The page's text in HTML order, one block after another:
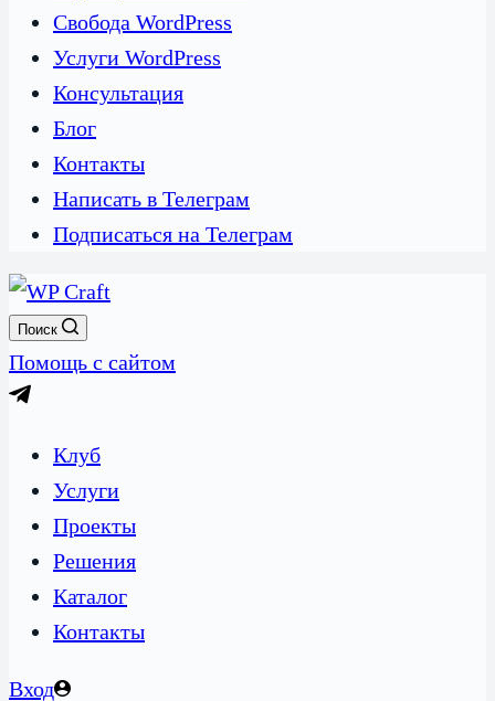
Свобода WordPress
Услуги WordPress
Консультация
Блог
Контакты
Написать в Телеграм
Подписаться на Телеграм
Поиск
Помощь с сайтом
Клуб
Услуги
Проекты
Решения
Каталог
Контакты
Вход